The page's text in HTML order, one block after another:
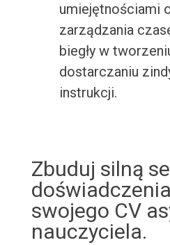
umiejętnościami
zarządzania
biegły w
dostarczaniu
instrukcji.
Zbuduj silną
swojego CV
nauczyciela.